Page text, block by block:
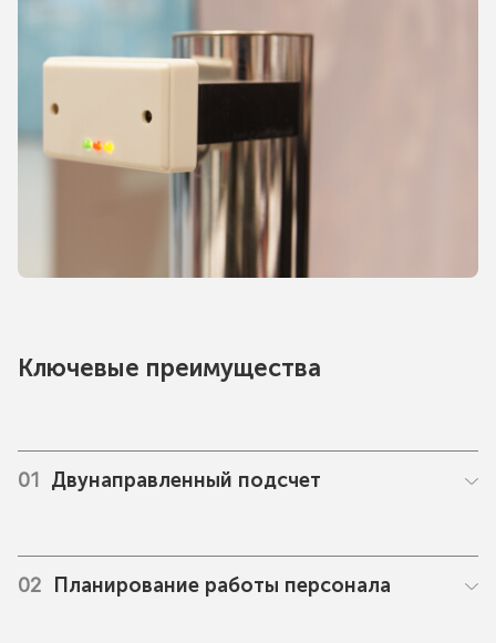
Ключевые преимущества
01 Двунаправленный подсчет
02 Планирование работы персонала